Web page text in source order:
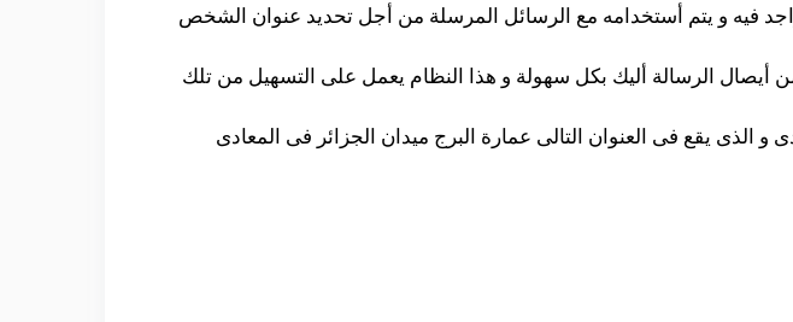
فيه و يتم أستخدامه مع الرسائل المرسلة من أجل تحديد عنوان الشخص
الرسالة أليك بكل سهولة و هذا النظام يعمل على التسهيل من تلك
المكتب فى المعادى و الذى يقع فى العنوان التالى عمارة البرج ميدان الجزائر فى المعادى